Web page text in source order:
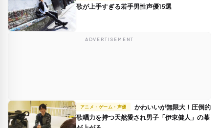
歌が上手すぎる若手男性声優15選
ADVERTISEMENT
アニメ・ゲーム・声優
歌唱力を持つ天然愛され男子「伊東健人」の幕